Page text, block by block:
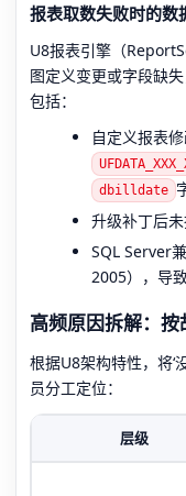
报表取数失败时的数
U8报表引擎（
图定义变更或字段缺
包括：
自定义报表
dbilldate
升级补丁后
SQL Server
2005），导
高频原因拆解：
根据U8架构特性，将‘
员分工定位：
层级